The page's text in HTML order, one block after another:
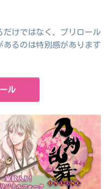
けではなく、プリロール
るのは特別感があります
ル